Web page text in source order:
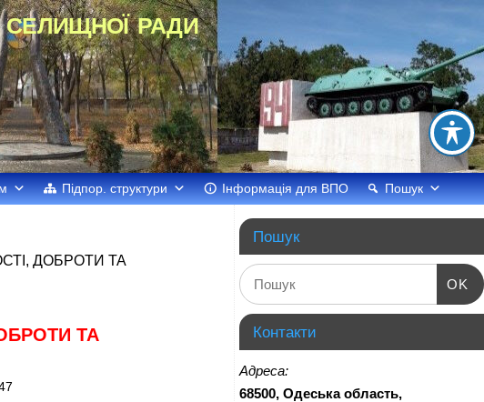
ради
Підпор. структури Інформація для ВПО Пошук
ДОБРОТИ ТА
ТА
Пошук
OK
Контакти
Адреса:
68500, Одеська область,